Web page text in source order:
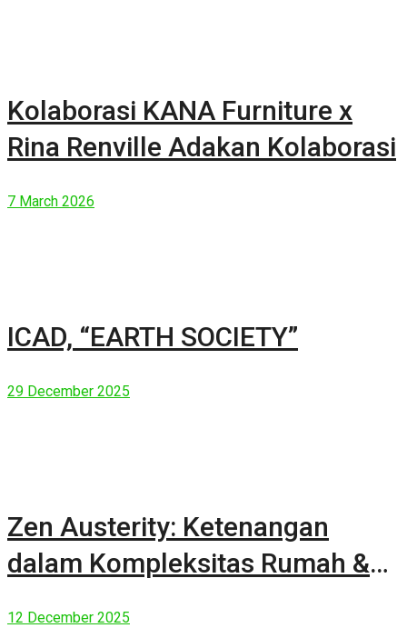
Kolaborasi KANA Furniture x
Rina Renville Adakan Kolaborasi
7 March 2026
ICAD, “EARTH SOCIETY”
29 December 2025
Zen Austerity: Ketenangan
dalam Kompleksitas Rumah &
12 December 2025